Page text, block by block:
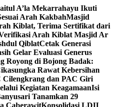
A’la Mekarrahayu Ikuti
Arah KakbahMasjid
Kiblat, Terima Sertifikat dari
Arah Kiblat Masjid Ar
QiblatCetak Generasi
Gelar Evaluasi Generus
Royong di Bojong Badak:
Rawat Kebersihan
Cilengkrang dan PAC Giri
Kegiatan KeagamaanIsi
Tanamkan 29
CaberawitKonsolidasi LDII